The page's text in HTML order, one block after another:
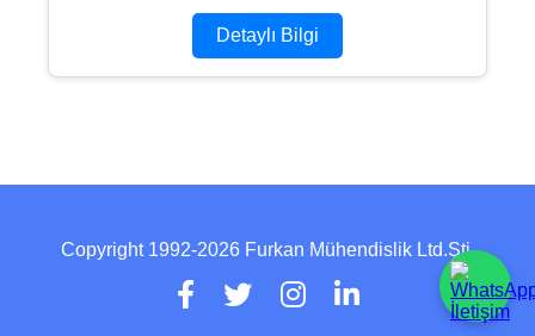
Detaylı Bilgi
Copyright 1992-2026 Furkan Mühendislik Ltd.Şti.